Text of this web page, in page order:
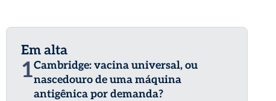
Em alta
1Cambridge: vacina universal, ou
nascedouro de uma máquina
antigênica por demanda?